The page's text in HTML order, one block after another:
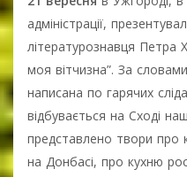
адміністрації,
літературознавця
моя вітчизна”. За
написана по гарячих
відбувається на Сході
представлено твори про
на Донбасі, про кухню